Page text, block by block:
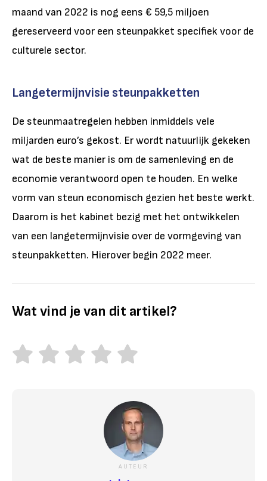
maand van 2022 is nog eens € 59,5 miljoen
gereserveerd voor een steunpakket specifiek voor de
culturele sector.
Langetermijnvisie steunpakketten
De steunmaatregelen hebben inmiddels vele
miljarden euro’s gekost. Er wordt natuurlijk gekeken
wat de beste manier is om de samenleving en de
economie verantwoord open te houden. En welke
vorm van steun economisch gezien het beste werkt.
Daarom is het kabinet bezig met het ontwikkelen
van een langetermijnvisie over de vormgeving van
steunpakketten. Hierover begin 2022 meer.
Wat vind je van dit artikel?
AUTEUR